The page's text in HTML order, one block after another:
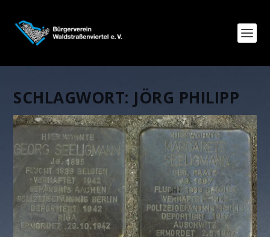
SCHLAGWORT: JÖRG PHILIPP